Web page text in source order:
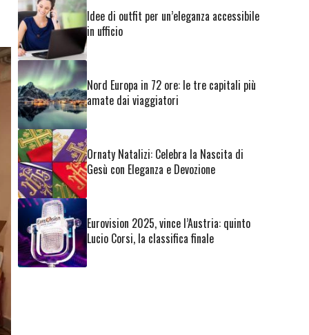
Idee di outfit per un’eleganza accessibile
in ufficio
Nord Europa in 72 ore: le tre capitali più
amate dai viaggiatori
Ornaty Natalizi: Celebra la Nascita di
Gesù con Eleganza e Devozione
Eurovision 2025, vince l’Austria: quinto
Lucio Corsi, la classifica finale